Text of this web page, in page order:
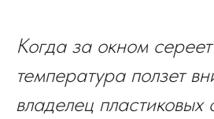
Когда за окном
температура ползет
владелец пластиковых